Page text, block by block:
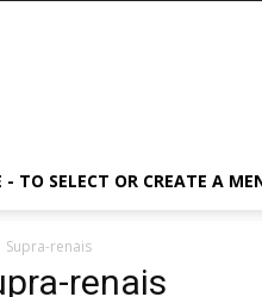
- TO SELECT OR CREATE A
Supra-renais
renais